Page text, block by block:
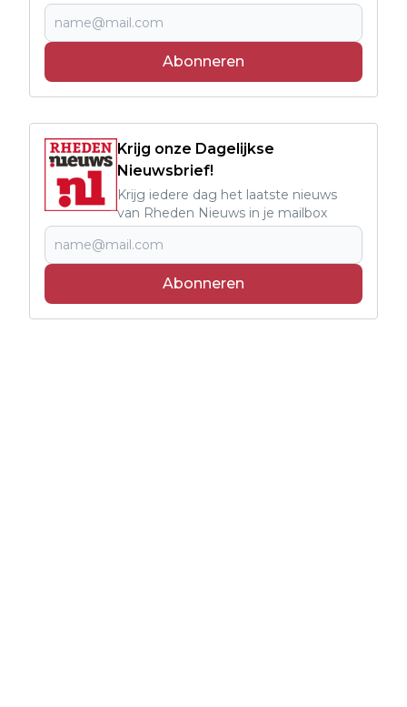
Abonneren
Krijg onze Dagelijkse
Nieuwsbrief!
Krijg iedere dag het laatste nieuws
van Rheden Nieuws in je mailbox
Abonneren